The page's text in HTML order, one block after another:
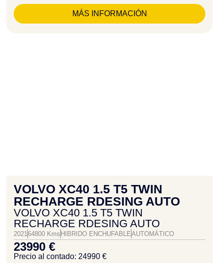
MÁS INFORMACIÓN
VOLVO XC40 1.5 T5 TWIN
RECHARGE RDESING AUTO
VOLVO XC40 1.5 T5 TWIN
RECHARGE RDESING AUTO
202164800 Kms HIBRIDO ENCHUFABLEAUTOMÁTICO
23990 €
Precio al contado: 24990 €